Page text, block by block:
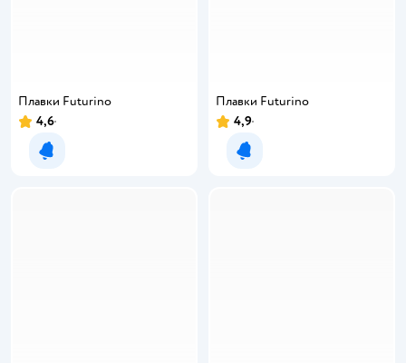
Плавки Futurino
4,6
Уведомить о появлении
Плавки Futurino
4,9
Уведомить о появлении